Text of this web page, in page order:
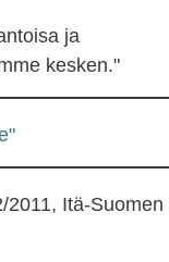
ja
kesken."
2011, Itä-Suomen